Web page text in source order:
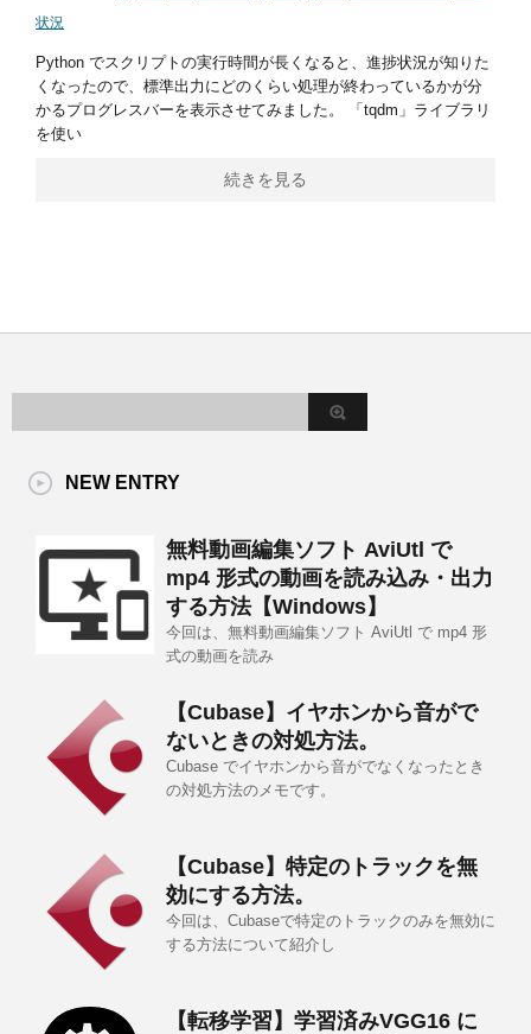
状況
Python でスクリプトの実行時間が長くなると、進捗状況が知りた
くなったので、標準出力にどのくらい処理が終わっているかが分
かるプログレスバーを表示させてみました。 「tqdm」ライブラリ
を使い
続きを見る
NEW ENTRY
無料動画編集ソフト AviUtl で
mp4 形式の動画を読み込み・出力
する方法【Windows】
今回は、無料動画編集ソフト AviUtl で mp4 形
式の動画を読み
【Cubase】イヤホンから音がで
ないときの対処方法。
Cubase でイヤホンから音がでなくなったとき
の対処方法のメモです。
【Cubase】特定のトラックを無
効にする方法。
今回は、Cubaseで特定のトラックのみを無効に
する方法について紹介し
【転移学習】学習済みVGG16 に